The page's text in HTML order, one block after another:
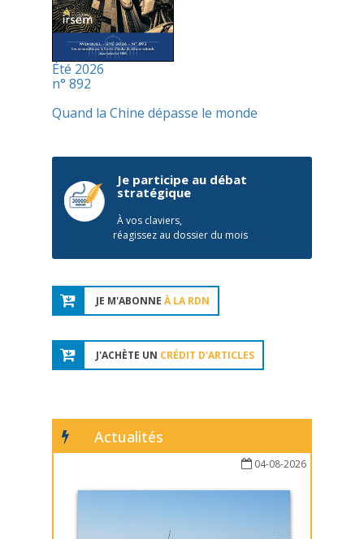
Été 2026
n° 892
Quand la Chine dépasse le monde
Je participe au débat
stratégique
À vos claviers,
réagissez au dossier du mois
JE M'ABONNE À LA RDN
J'ACHÈTE UN CRÉDIT D'ARTICLES
Actualités
04-08-2026